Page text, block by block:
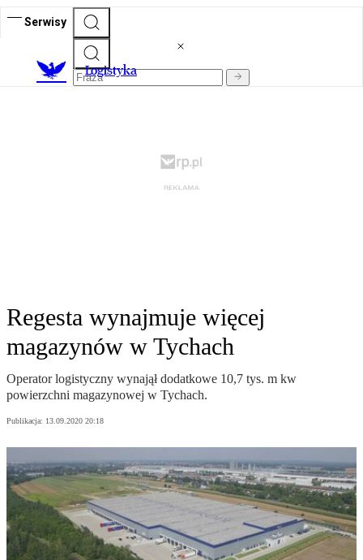
Serwisy
Logistyka
Regesta wynajmuje więcej
magazynów w Tychach
Operator logistyczny wynajął dodatkowe 10,7 tys. m kw
powierzchni magazynowej w Tychach.
Publikacja: 13.09.2020 20:18